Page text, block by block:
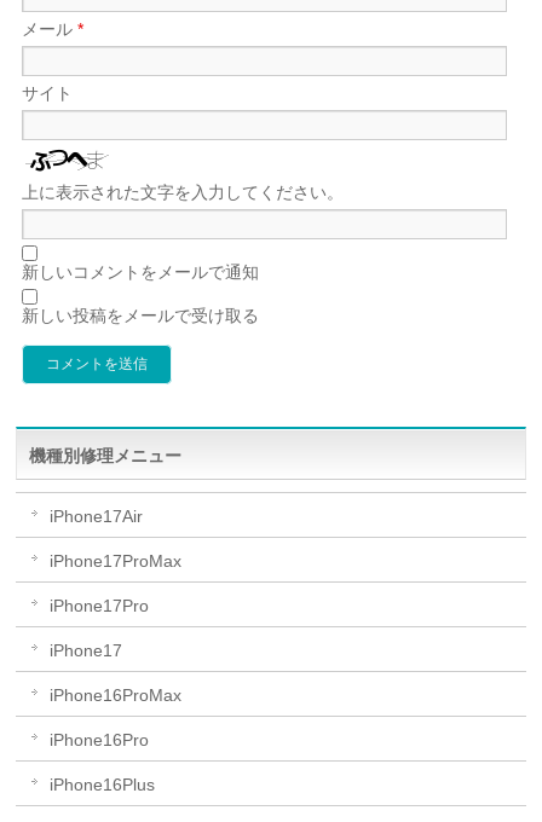
メール*
サイト
上に表示された文字を入力してください。
新しいコメントをメールで通知
新しい投稿をメールで受け取る
機種別修理メニュー
iPhone17Air
iPhone17ProMax
iPhone17Pro
iPhone17
iPhone16ProMax
iPhone16Pro
iPhone16Plus